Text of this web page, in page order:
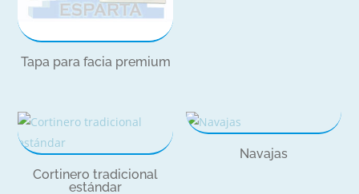
Tapa para facia premium
Cortinero tradicional
estándar
Navajas